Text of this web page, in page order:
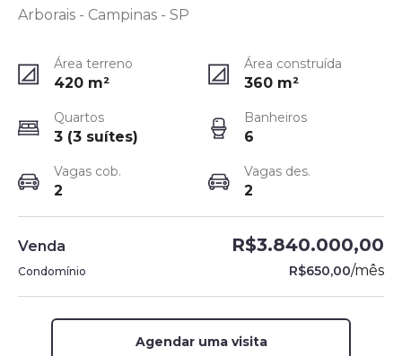
Arborais - Campinas - SP
Área terreno
420 m²
Área construída
360 m²
Quartos
3 (3 suítes)
Banheiros
6
Vagas cob.
2
Vagas des.
2
Venda R$3.840.000,00
Condomínio R$650,00/mês
Agendar uma visita